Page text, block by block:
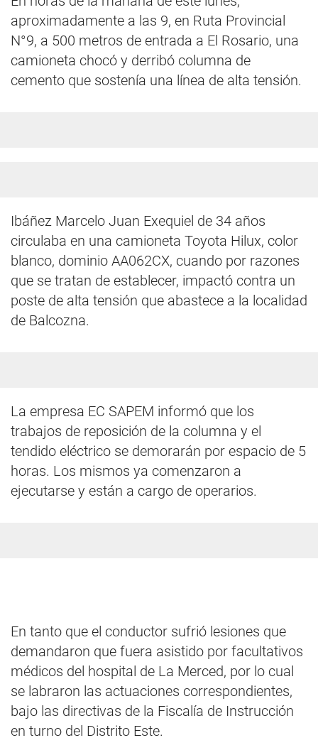
aproximadamente a las 9, en Ruta Provincial
N°9, a 500 metros de entrada a El Rosario, una
camioneta chocó y derribó columna de
cemento que sostenía una línea de alta tensión.
Ibáñez Marcelo Juan Exequiel de 34 años
circulaba en una camioneta Toyota Hilux, color
blanco, dominio AA062CX, cuando por razones
que se tratan de establecer, impactó contra un
poste de alta tensión que abastece a la localidad
de Balcozna.
La empresa EC SAPEM informó que los
trabajos de reposición de la columna y el
tendido eléctrico se demorarán por espacio de 5
horas. Los mismos ya comenzaron a
ejecutarse y están a cargo de operarios.
En tanto que el conductor sufrió lesiones que
demandaron que fuera asistido por facultativos
médicos del hospital de La Merced, por lo cual
se labraron las actuaciones correspondientes,
bajo las directivas de la Fiscalía de Instrucción
en turno del Distrito Este.